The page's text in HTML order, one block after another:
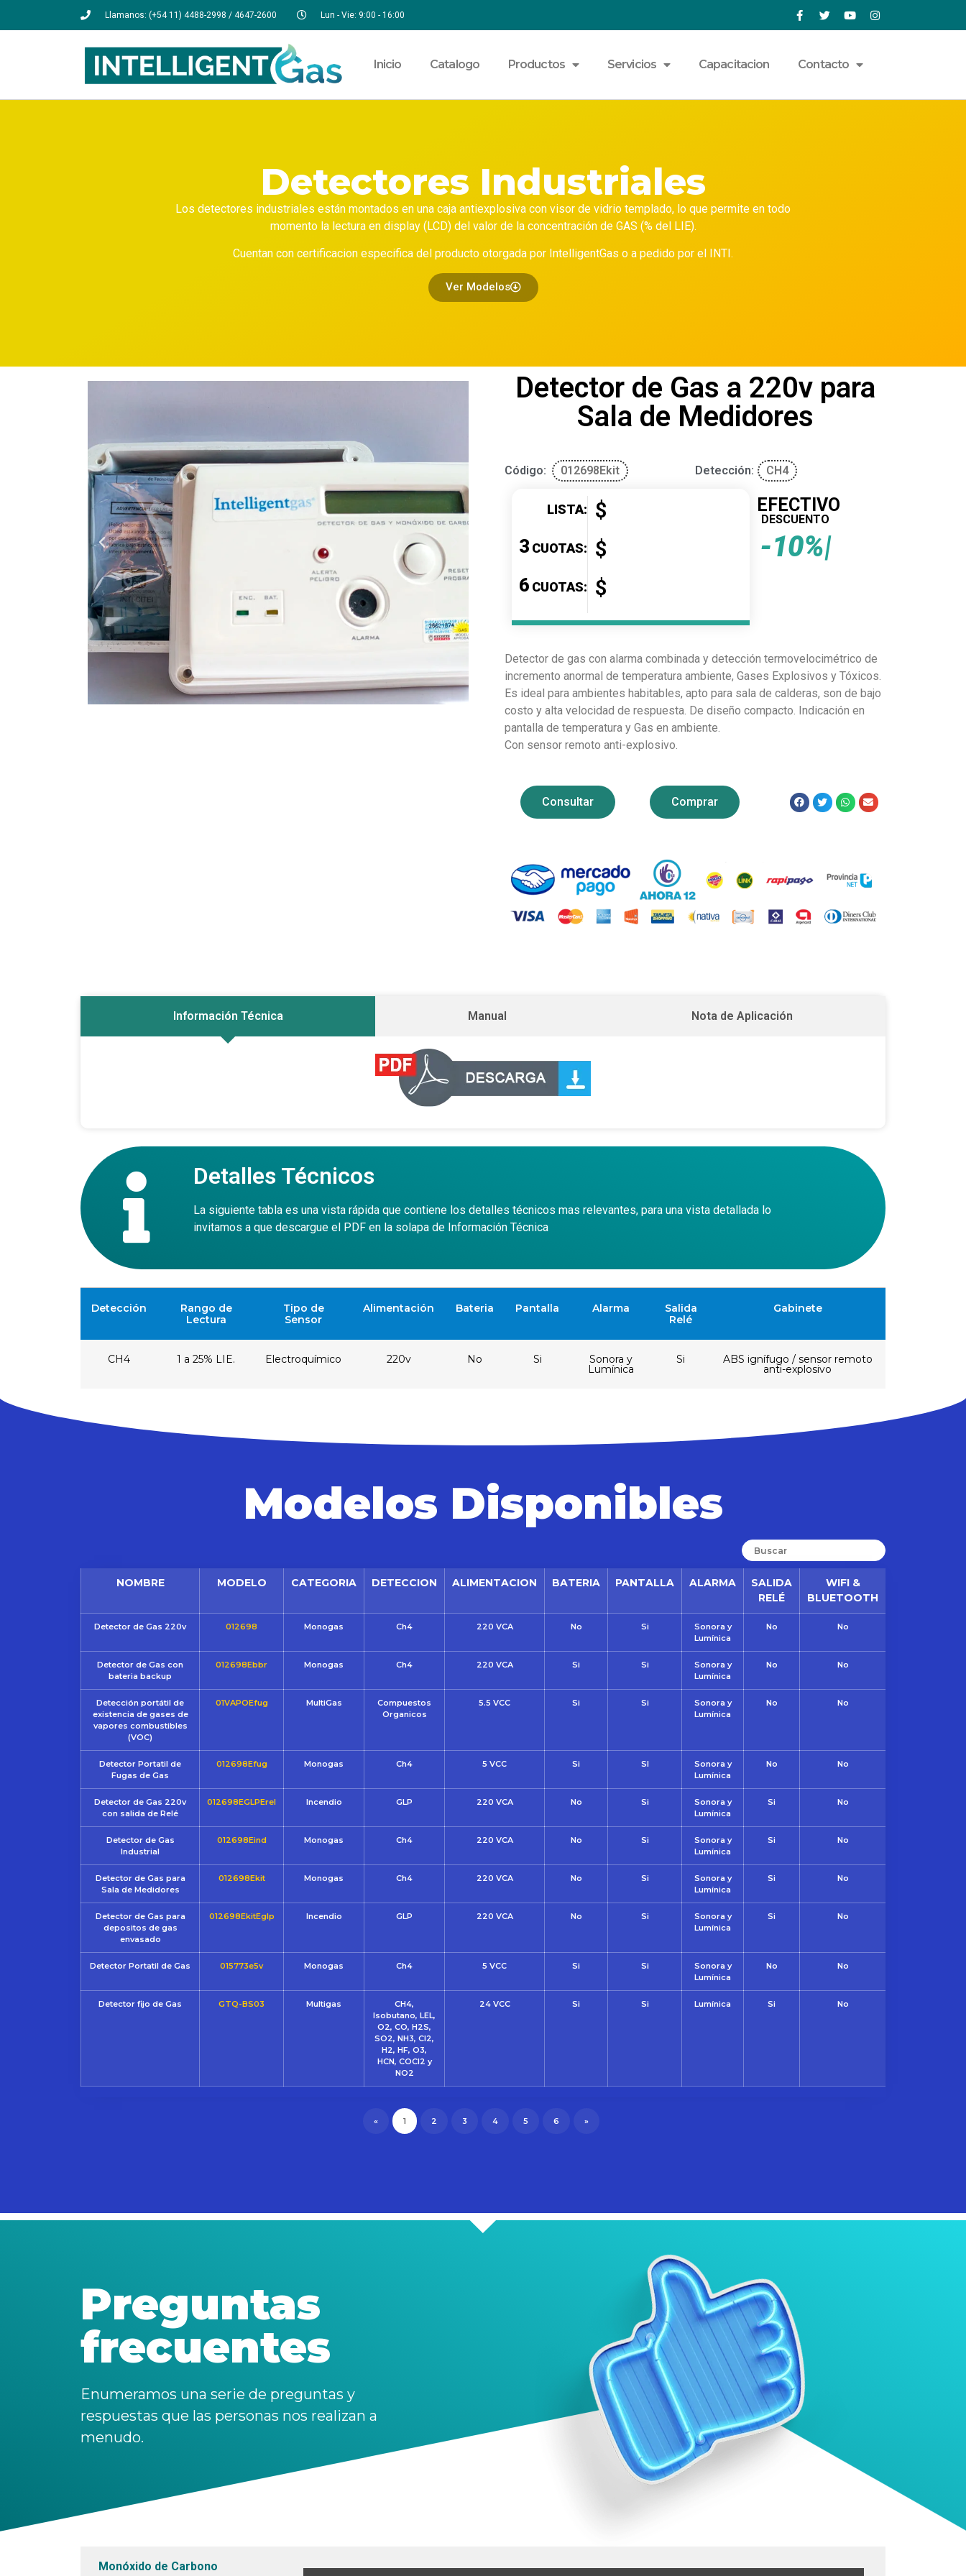
Llamanos: (+54 11) 4488-2998 / 4647-2600 Lun - Vie: 9:00 - 16:00
Inicio Catalogo Productos Servicios Capacitacion Contacto
Detectores Industriales
Los detectores industriales están montados en una caja antiexplosiva con visor de vidrio templado, lo que permite en todo
momento la lectura en display (LCD) del valor de la concentración de GAS (% del LIE).
Cuentan con certificacion especifica del producto otorgada por IntelligentGas o a pedido por el INTI.
Ver Modelos
Detector de Gas a 220v para
Sala de Medidores
Código: 012698Ekit Detección: CH4
LISTA:
3 CUOTAS:
6 CUOTAS:
$
$
$
EFECTIVO
DESCUENTO
-1
Detector de gas con alarma combinada y detección termovelocimétrico de
incremento anormal de temperatura ambiente, Gases Explosivos y Tóxicos.
Es ideal para ambientes habitables, apto para sala de calderas, son de bajo
costo y alta velocidad de respuesta. De diseño compacto. Indicación en
pantalla de temperatura y Gas en ambiente.
Con sensor remoto anti-explosivo.
Consultar Comprar
Información Técnica Manual Nota de Aplicación
Detalles Técnicos
La siguiente tabla es una vista rápida que contiene los detalles técnicos mas relevantes, para una vista detallada lo
invitamos a que descargue el PDF en la solapa de Información Técnica
Detección
Rango de
Lectura
Tipo de
Sensor
Alimentación Bateria Pantalla Alarma
Salida
Relé
Gabinete
CH4 1 a 25% LIE. Electroquímico 220v No Si Sonora y
Lumínica
Si ABS ignífugo / sensor remoto
anti-explosivo
Modelos Disponibles
NOMBRE MODELO CATEGORIA DETECCION ALIMENTACION BATERIA PANTALLA ALARMA
SALIDA
RELÉ
WIFI &
BLUETOOTH
Detector de Gas 220v 012698 Monogas Ch4 220 VCA No Si
Sonora y
Lumínica
No No
Detector de Gas con
bateria backup
012698Ebbr Monogas Ch4 220 VCA Si Si
Sonora y
Lumínica
No No
Detección portátil de
existencia de gases de
vapores combustibles
(VOC)
01VAPOEfug MultiGas
Compuestos
Organicos
5.5 VCC Si Si
Sonora y
Lumínica
No No
Detector Portatil de
Fugas de Gas
012698Efug Monogas Ch4 5 VCC Si SI
Sonora y
Lumínica
No No
Detector de Gas 220v
con salida de Relé
012698EGLPErel Incendio GLP 220 VCA No Si
Sonora y
Lumínica
Si No
Detector de Gas
Industrial
012698Eind Monogas Ch4 220 VCA No Si
Sonora y
Lumínica
Si No
Detector de Gas para
Sala de Medidores
012698Ekit Monogas Ch4 220 VCA No Si
Sonora y
Lumínica
Si No
Detector de Gas para
depositos de gas
envasado
012698EkitEglp Incendio GLP 220 VCA No Si
Sonora y
Lumínica
Si No
Detector Portatil de Gas 015773e5v Monogas Ch4 5 VCC Si Si
Sonora y
Lumínica
No No
Detector fijo de Gas GTQ-BS03 Multigas
CH4,
Isobutano, LEL,
O2, CO, H2S,
SO2, NH3, Cl2,
H2, HF, O3,
HCN, COCl2 y
NO2
24 VCC Si Si Lumínica Si No
« 1 2 3 4 5 6 »
Preguntas
frecuentes
Enumeramos una serie de preguntas y
respuestas que las personas nos realizan a
menudo.
Monóxido de Carbono